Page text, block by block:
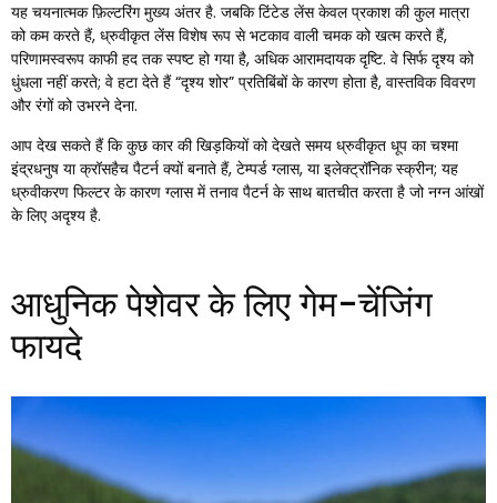
यह चयनात्मक फ़िल्टरिंग मुख्य अंतर है. जबकि टिंटेड लेंस केवल प्रकाश की कुल मात्रा
को कम करते हैं, ध्रुवीकृत लेंस विशेष रूप से भटकाव वाली चमक को खत्म करते हैं,
परिणामस्वरूप काफी हद तक स्पष्ट हो गया है, अधिक आरामदायक दृष्टि. वे सिर्फ दृश्य को
धुंधला नहीं करते; वे हटा देते हैं “दृश्य शोर” प्रतिबिंबों के कारण होता है, वास्तविक विवरण
और रंगों को उभरने देना.
आप देख सकते हैं कि कुछ कार की खिड़कियों को देखते समय ध्रुवीकृत धूप का चश्मा
इंद्रधनुष या क्रॉसहैच पैटर्न क्यों बनाते हैं, टेम्पर्ड ग्लास, या इलेक्ट्रॉनिक स्क्रीन; यह
ध्रुवीकरण फिल्टर के कारण ग्लास में तनाव पैटर्न के साथ बातचीत करता है जो नग्न आंखों
के लिए अदृश्य है.
आधुनिक पेशेवर के लिए गेम-चेंजिंग
फायदे